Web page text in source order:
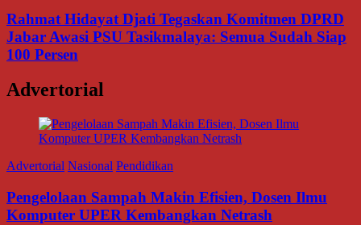
Rahmat Hidayat Djati Tegaskan Komitmen DPRD
Jabar Awasi PSU Tasikmalaya: Semua Sudah Siap
100 Persen
Advertorial
Advertorial Nasional Pendidikan
Pengelolaan Sampah Makin Efisien, Dosen Ilmu
Komputer UPER Kembangkan Netrash